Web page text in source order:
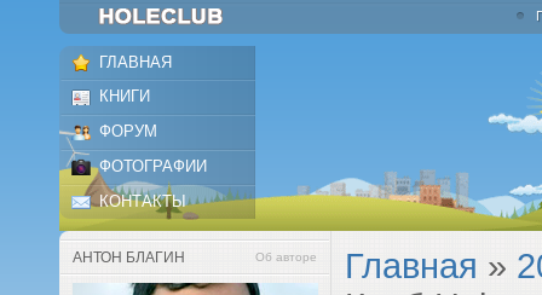
ГЛАВНАЯ
КНИГИ
ФОРУМ
ФОТОГРАФИИ
КОНТАКТЫ
АНТОН БЛАГИН Об авторе Главная »